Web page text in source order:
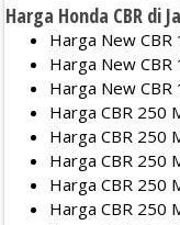
Harga Honda CBR di
Harga New CBR
Harga New CBR
Harga New CBR
Harga CBR 250
Harga CBR 250
Harga CBR 250
Harga CBR 250
Harga CBR 250